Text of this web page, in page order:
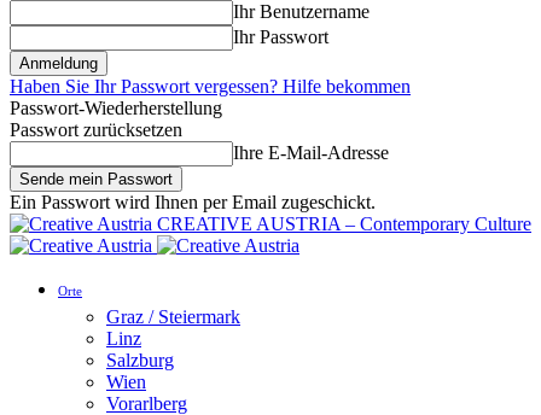
Ihr Benutzername
Ihr Passwort
Haben Sie Ihr Passwort vergessen? Hilfe bekommen
Passwort-Wiederherstellung
Passwort zurücksetzen
Ihre E-Mail-Adresse
Ein Passwort wird Ihnen per Email zugeschickt.
CREATIVE AUSTRIA – Contemporary Culture
Orte
Graz / Steiermark
Linz
Salzburg
Wien
Vorarlberg